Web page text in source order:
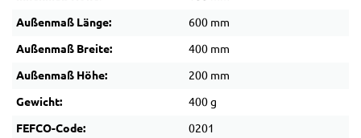
Außenmaß Länge: 600 mm
Außenmaß Breite: 400 mm
Außenmaß Höhe: 200 mm
Gewicht: 400 g
FEFCO-Code: 0201